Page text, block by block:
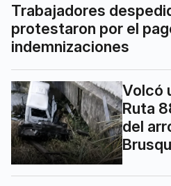
Trabajadores
protestaron por el
indemnizaciones
Volcó
Ruta
del